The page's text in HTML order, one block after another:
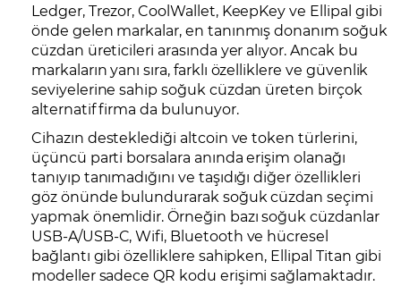
Ledger, Trezor, CoolWallet, KeepKey ve Ellipal gibi
önde gelen markalar, en tanınmış donanım soğuk
cüzdan üreticileri arasında yer alıyor. Ancak bu
markaların yanı sıra, farklı özelliklere ve güvenlik
seviyelerine sahip soğuk cüzdan üreten birçok
alternatif firma da bulunuyor.
Cihazın desteklediği altcoin ve token türlerini,
üçüncü parti borsalara anında erişim olanağı
tanıyıp tanımadığını ve taşıdığı diğer özellikleri
göz önünde bulundurarak soğuk cüzdan seçimi
yapmak önemlidir. Örneğin bazı soğuk cüzdanlar
USB-A/USB-C, Wifi, Bluetooth ve hücresel
bağlantı gibi özelliklere sahipken, Ellipal Titan gibi
modeller sadece QR kodu erişimi sağlamaktadır.